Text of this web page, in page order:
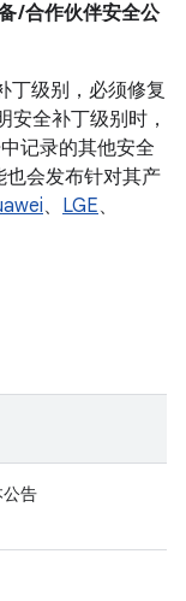
/合作伙伴安全公
丁级别，必须修复
安全补丁级别时，
记录的其他安全
会发布针对其产
、 LGE、
告